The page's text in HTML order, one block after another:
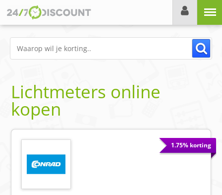
Lichtmeters online
kopen
1.75% korting